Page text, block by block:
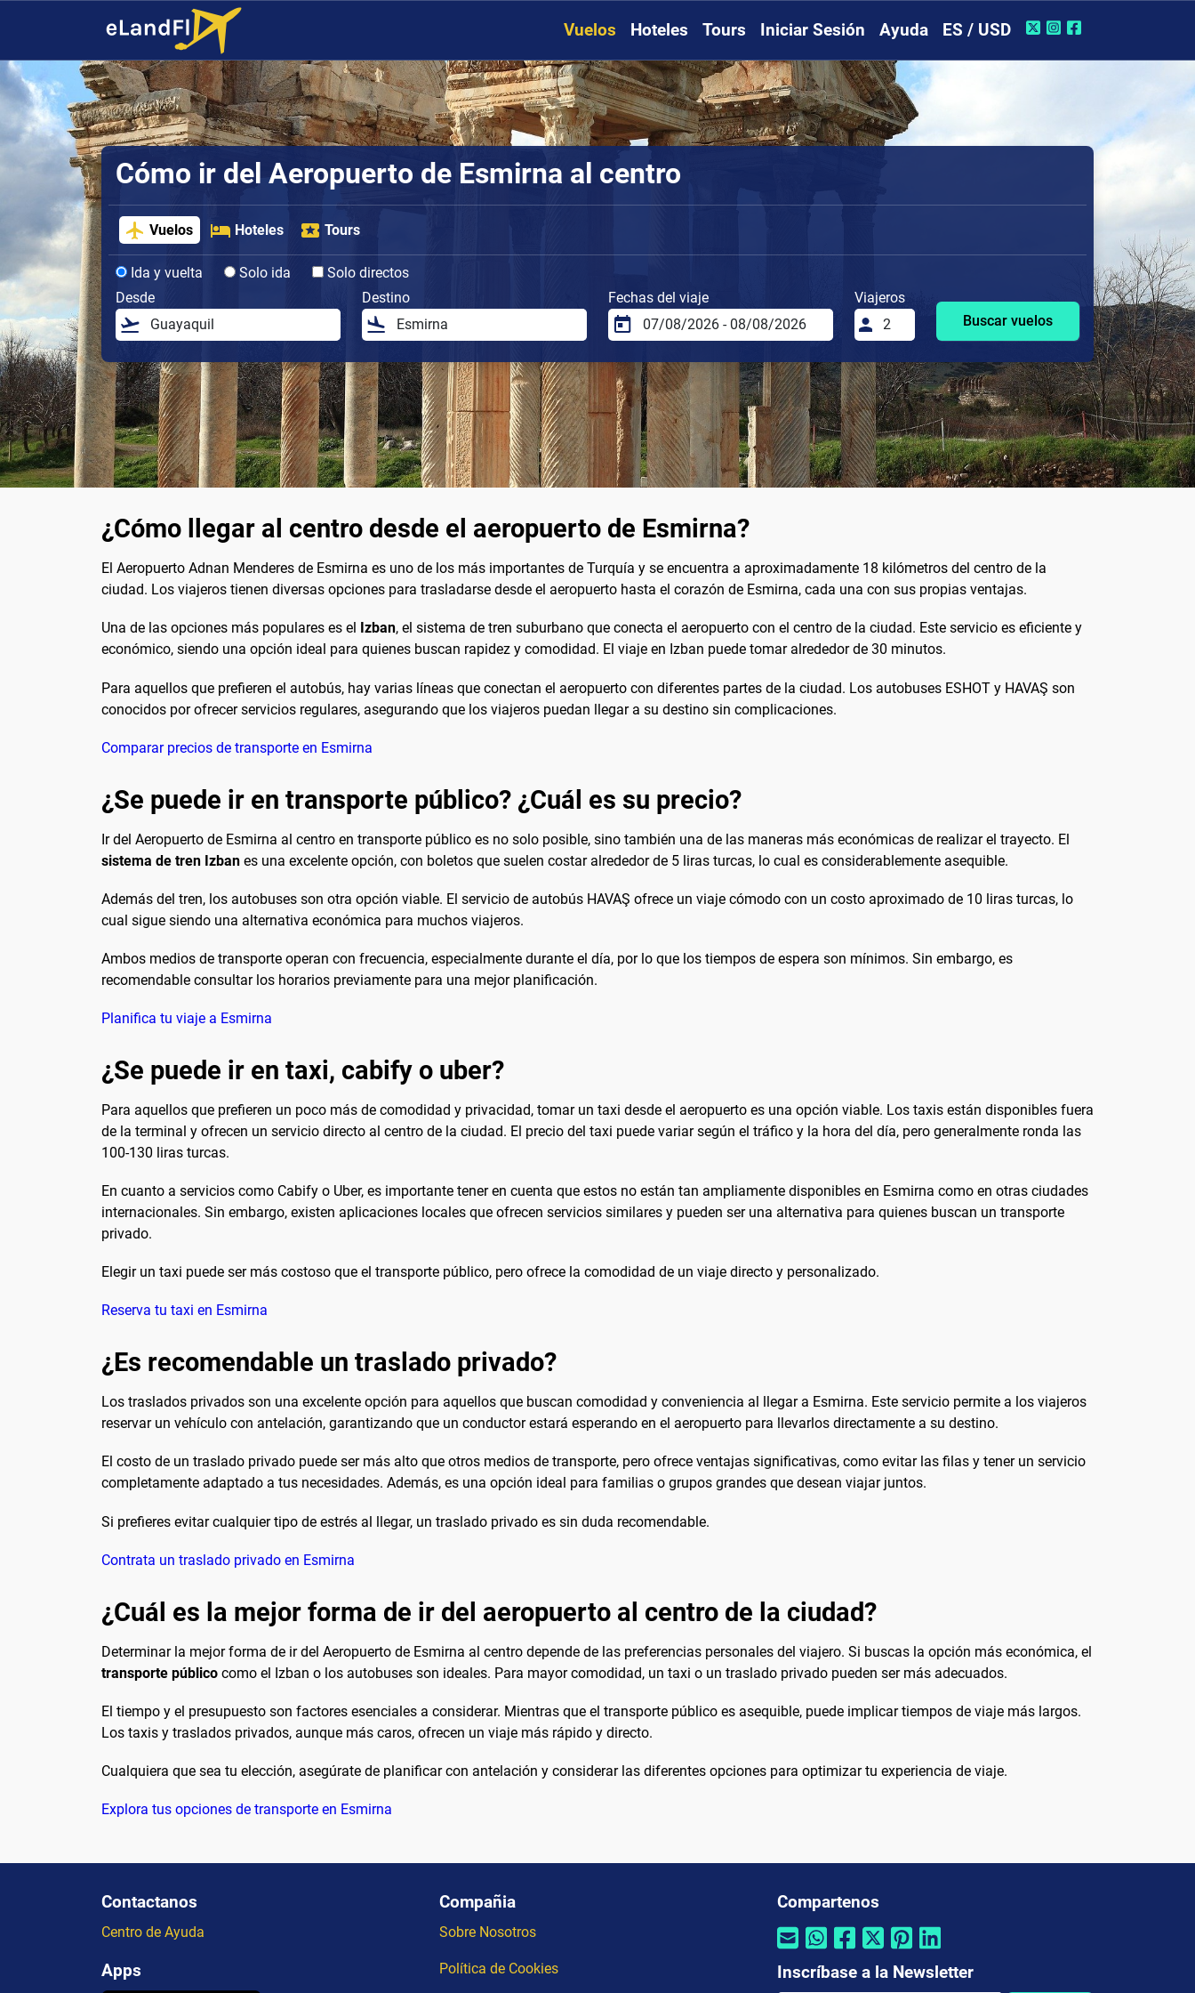
Vuelos Hoteles Tours Iniciar Sesión Ayuda ES / USD
Cómo ir del Aeropuerto de Esmirna al centro
Vuelos Hoteles Tours
Ida y vuelta Solo ida
Solo directos
Desde
Destino Fechas del viaje
Viajeros
Buscar vuelos
¿Cómo llegar al centro desde el aeropuerto de Esmirna?
El Aeropuerto Adnan Menderes de Esmirna es uno de los más importantes de Turquía y se encuentra a aproximadamente 18 kilómetros del centro de la
ciudad. Los viajeros tienen diversas opciones para trasladarse desde el aeropuerto hasta el corazón de Esmirna, cada una con sus propias ventajas.
Una de las opciones más populares es el Izban, el sistema de tren suburbano que conecta el aeropuerto con el centro de la ciudad. Este servicio es eficiente y
económico, siendo una opción ideal para quienes buscan rapidez y comodidad. El viaje en Izban puede tomar alrededor de 30 minutos.
Para aquellos que prefieren el autobús, hay varias líneas que conectan el aeropuerto con diferentes partes de la ciudad. Los autobuses ESHOT y HAVAŞ son
conocidos por ofrecer servicios regulares, asegurando que los viajeros puedan llegar a su destino sin complicaciones.
Comparar precios de transporte en Esmirna
¿Se puede ir en transporte público? ¿Cuál es su precio?
Ir del Aeropuerto de Esmirna al centro en transporte público es no solo posible, sino también una de las maneras más económicas de realizar el trayecto. El
sistema de tren Izban es una excelente opción, con boletos que suelen costar alrededor de 5 liras turcas, lo cual es considerablemente asequible.
Además del tren, los autobuses son otra opción viable. El servicio de autobús HAVAŞ ofrece un viaje cómodo con un costo aproximado de 10 liras turcas, lo
cual sigue siendo una alternativa económica para muchos viajeros.
Ambos medios de transporte operan con frecuencia, especialmente durante el día, por lo que los tiempos de espera son mínimos. Sin embargo, es
recomendable consultar los horarios previamente para una mejor planificación.
Planifica tu viaje a Esmirna
¿Se puede ir en taxi, cabify o uber?
Para aquellos que prefieren un poco más de comodidad y privacidad, tomar un taxi desde el aeropuerto es una opción viable. Los taxis están disponibles fuera
de la terminal y ofrecen un servicio directo al centro de la ciudad. El precio del taxi puede variar según el tráfico y la hora del día, pero generalmente ronda las
100-130 liras turcas.
En cuanto a servicios como Cabify o Uber, es importante tener en cuenta que estos no están tan ampliamente disponibles en Esmirna como en otras ciudades
internacionales. Sin embargo, existen aplicaciones locales que ofrecen servicios similares y pueden ser una alternativa para quienes buscan un transporte
privado.
Elegir un taxi puede ser más costoso que el transporte público, pero ofrece la comodidad de un viaje directo y personalizado.
Reserva tu taxi en Esmirna
¿Es recomendable un traslado privado?
Los traslados privados son una excelente opción para aquellos que buscan comodidad y conveniencia al llegar a Esmirna. Este servicio permite a los viajeros
reservar un vehículo con antelación, garantizando que un conductor estará esperando en el aeropuerto para llevarlos directamente a su destino.
El costo de un traslado privado puede ser más alto que otros medios de transporte, pero ofrece ventajas significativas, como evitar las filas y tener un servicio
completamente adaptado a tus necesidades. Además, es una opción ideal para familias o grupos grandes que desean viajar juntos.
Si prefieres evitar cualquier tipo de estrés al llegar, un traslado privado es sin duda recomendable.
Contrata un traslado privado en Esmirna
¿Cuál es la mejor forma de ir del aeropuerto al centro de la ciudad?
Determinar la mejor forma de ir del Aeropuerto de Esmirna al centro depende de las preferencias personales del viajero. Si buscas la opción más económica, el
transporte público como el Izban o los autobuses son ideales. Para mayor comodidad, un taxi o un traslado privado pueden ser más adecuados.
El tiempo y el presupuesto son factores esenciales a considerar. Mientras que el transporte público es asequible, puede implicar tiempos de viaje más largos.
Los taxis y traslados privados, aunque más caros, ofrecen un viaje más rápido y directo.
Cualquiera que sea tu elección, asegúrate de planificar con antelación y considerar las diferentes opciones para optimizar tu experiencia de viaje.
Explora tus opciones de transporte en Esmirna
Contactanos
Centro de Ayuda
Apps
Compañia
Sobre Nosotros
Política de Cookies
Compartenos
Inscríbase a la Newsletter